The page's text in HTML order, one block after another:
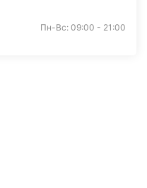
Пн-Вс: 09:00 - 21:00